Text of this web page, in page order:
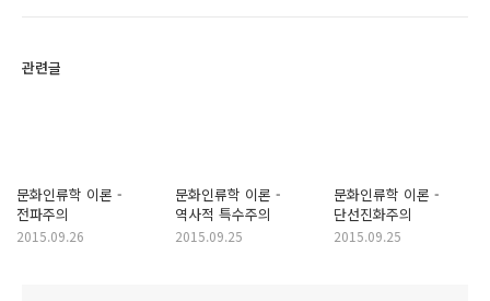
관련글
문화인류학 이론 -
전파주의
2015.09.26
문화인류학 이론 -
역사적 특수주의
2015.09.25
문화인류학 이론 -
단선진화주의
2015.09.25